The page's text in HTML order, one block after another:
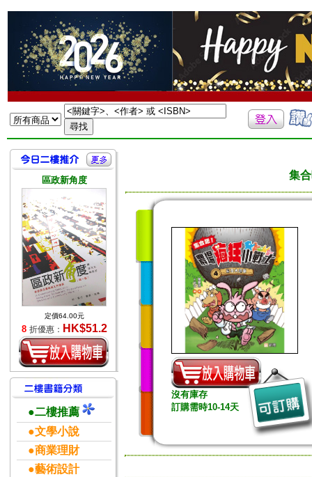
區政新角度
定價64.00元
8 折優惠： HK$51.2
●二樓推薦
●文學小說
●商業理財
●藝術設計
集
沒有庫存
訂購需時10-14天